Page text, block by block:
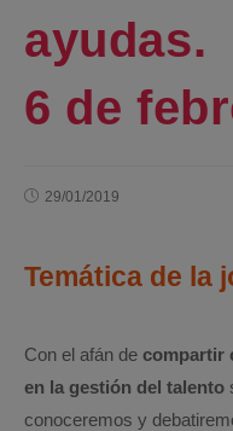
ayudas.
6 de
29/01/2019
Temática de la
Con el afán de compartir
en la gestión del talento
conoceremos y